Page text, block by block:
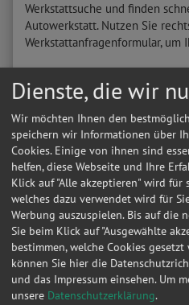
Werkstattsuche und finden
Autowerkstatt. Nutzen Sie
Werkstattanfragenformular, um
Anfragen für Gmc
Werkstattleistungen
|Zahnriemen / Steuerkette|Bremsen
Zylinderkopfdichtung|Fahrwerk &
Auspuff|Anhängerkupplung |
Werkstattanfragen für
|Vw|Opel|Audi|Ford| Renault|
Werkstattanfragen in
|Berlin|Hamburg|München|
Frankfurt am Main |Stuttgart |
Datum
03.02.2021 19:01:51 GMC
Dienste, die wir
Wir möchten Ihnen den
speichern wir Informationen über
Cookies. Einige von ihnen sind
helfen, diese Webseite und Ihre
Klick auf "Alle akzeptieren" wird
welches dazu verwendet wird für
Werbung auszuspielen. Bis auf die
Sie beim Klick auf "Ausgewählte
bestimmen, welche Cookies
können Sie hier die
und das Impressum einsehen. Um
unsere Datenschutzerklärung.